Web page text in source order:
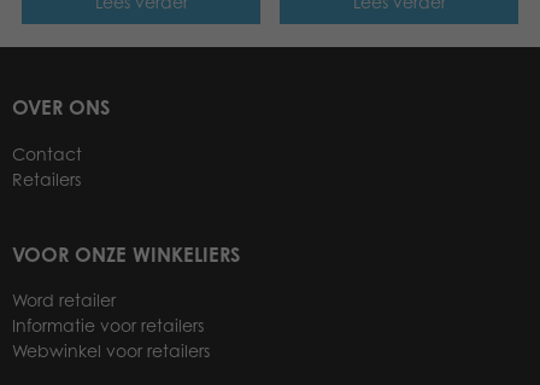
OVER ONS
Contact
Retailers
VOOR ONZE WINKELIERS
Word retailer
Informatie voor retailers
Webwinkel voor retailers